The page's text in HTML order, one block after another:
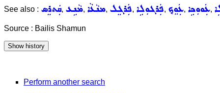
See also : ܩܲܬܪܸܣ, ܡܵܢܹܥ, ܡܢܵܥܵܐ, ܦܲܪܓܸܠ, ܦܲܪܓܘܼܠܹܐ, ܥܲܘܸܟ݂, ܥܲܘܘܼܟܹܐ,
Source : Bailis Shamun
Perform another search